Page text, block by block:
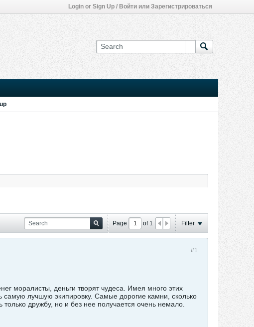
Login or Sign Up / Войти или Зарегистрироваться
Page of 1 Filter
#1
моралисты, деньги творят чудеса. Имея много этих
самую лучшую экипировку. Самые дорогие камни, сколько
дружбу, но и без нее получается очень немало.